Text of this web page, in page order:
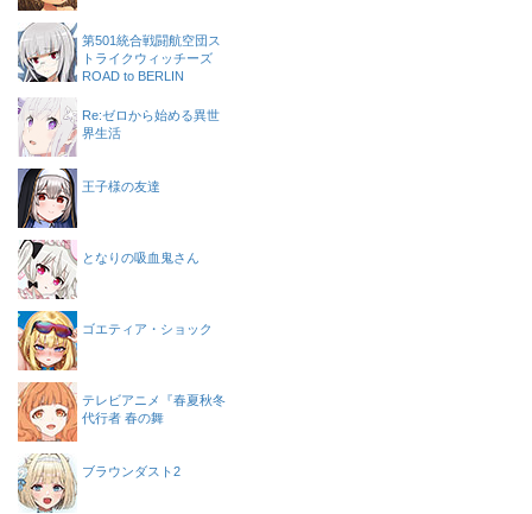
第501統合戦闘航空団ス
トライクウィッチーズ
ROAD to BERLIN
Re:ゼロから始める異世
界生活
王子様の友達
となりの吸血鬼さん
ゴエティア・ショック
テレビアニメ『春夏秋冬
代行者 春の舞
ブラウンダスト2